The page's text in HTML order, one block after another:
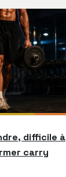
difficile à
carry